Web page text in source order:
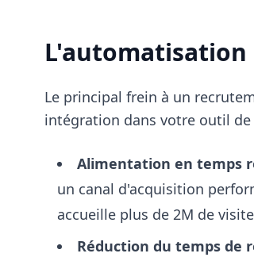
Le principal frein à un
intégration dans votre outil
Alimentation en temps
un canal d'acquisition
accueille plus de 2M de
Réduction du temps de